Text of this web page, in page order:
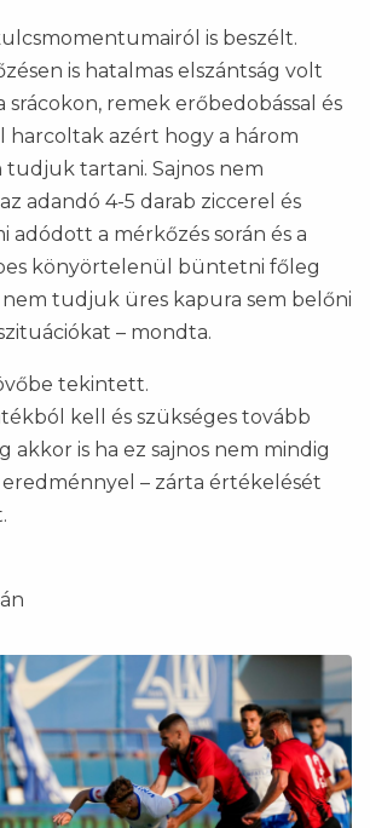
is beszélt.
is hatalmas elszántság volt
remek erőbedobással és
harcoltak azért hogy a három
tartani. Sajnos nem
adandó 4-5 darab ziccerel és
adódott a mérkőzés során és a
könyörtelenül büntetni főleg
tudjuk üres kapura sem belőni
– mondta.
tekintett.
kell és szükséges tovább
akkor is ha ez sajnos nem mindig
– zárta értékelését